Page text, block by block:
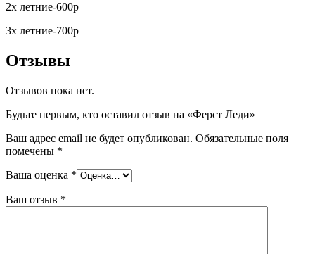
2х летние-600р
3х летние-700р
Отзывы
Отзывов пока нет.
Будьте первым, кто оставил отзыв на «Ферст Леди»
Ваш адрес email не будет опубликован. Обязательные поля
помечены *
Ваша оценка *
Ваш отзыв *